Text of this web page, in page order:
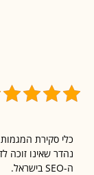
המגמות של
שאינו זוכה לדעתי